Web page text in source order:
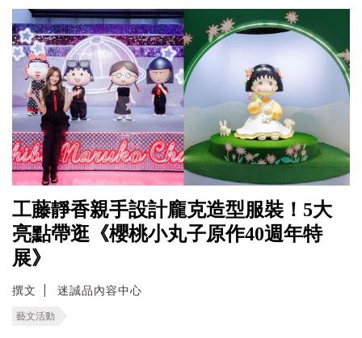
工藤靜香親手設計龐克造型服裝！5大
亮點帶逛《櫻桃小丸子原作40週年特
展》
撰文 迷誠品內容中心
藝文活動